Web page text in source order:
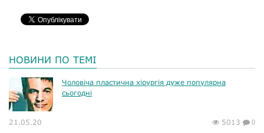
НОВИНИ ПО ТЕМІ
Чоловіча пластична хірургія дуже популярна
сьогодні
21.05.20 5013 0